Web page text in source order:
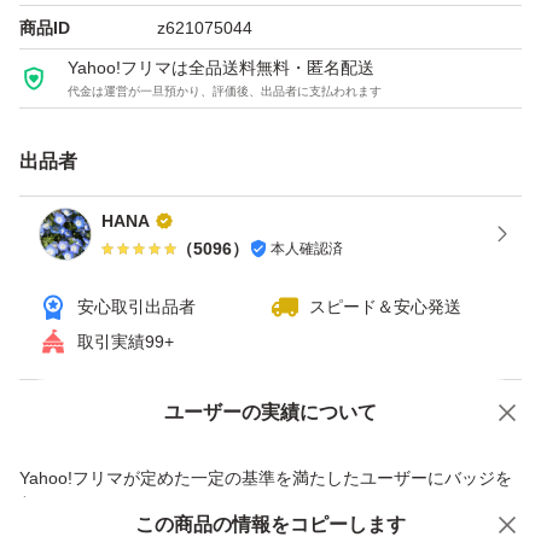
☆風味堂のお徳用カルパス
品名はニューサラミアン
歯応えがある一品です。
創業1948年の老舗企業
天童市に工場をもつ
風味堂
国産原料肉にこだわって作った
カルパスです。
本品は無選別品となっています。
合計2袋で大大大容量の1キロ
食べごたえあります(*^▽^*)
商品ID z621075044
Yahoo!フリマは全品送料無料・匿名配送
代金は運営が一旦預かり、評価後、出品者に支払われます
出品者
HANA
（5096） 本人確認済
安心取引出品者
スピード＆安心発送
取引実績99+
ユーザーの実績について
Yahoo!フリマが定めた一定の基準を満たしたユーザーにバッジを
付与しています
価格の相談 商品への質問
この商品の情報をコピーします
この商品をみている人にオススメ